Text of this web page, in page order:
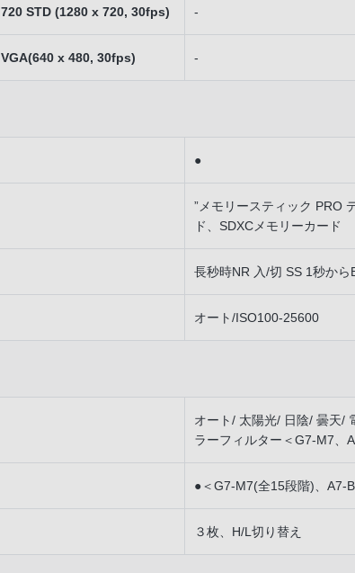
720 STD (1280 x 720, 30fps) -
VGA(640 x 480, 30fps) -
●
”メモリースティック PRO
ド、SDXCメモリーカード
長秒時NR 入/切 SS 1秒か
オート/ISO100-25600
オート/ 太陽光/ 日陰/ 曇天/
ラーフィルター＜G7-M7、
●＜G7-M7(全15段階)、A7-
３枚、H/L切り替え